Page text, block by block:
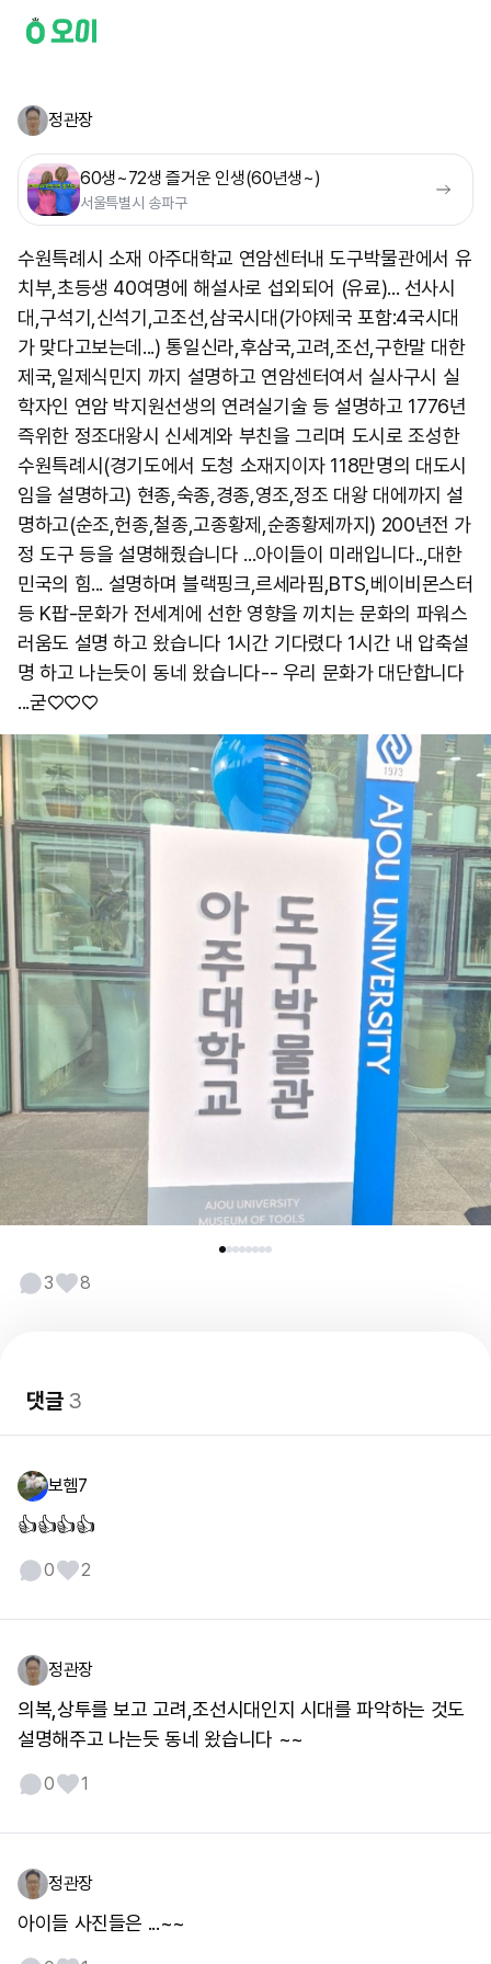
정관장
60생~72생 즐거운 인생(60년생~)
서울특별시 송파구
수원특례시 소재 아주대학교 연암센터내 도구박물관에서 유
치부,초등생 40여명에 해설사로 섭외되어 (유료)... 선사시
대,구석기,신석기,고조선,삼국시대(가야제국 포함:4국시대
가 맞다고보는데...) 통일신라,후삼국,고려,조선,구한말 대한
제국,일제식민지 까지 설명하고 연암센터여서 실사구시 실
학자인 연암 박지원선생의 연려실기술 등 설명하고 1776년
즉위한 정조대왕시 신세계와 부친을 그리며 도시로 조성한
수원특례시(경기도에서 도청 소재지이자 118만명의 대도시
임을 설명하고) 현종,숙종,경종,영조,정조 대왕 대에까지 설
명하고(순조,헌종,철종,고종황제,순종황제까지) 200년전 가
정 도구 등을 설명해줬습니다 ...아이들이 미래입니다..,대한
민국의 힘... 설명하며 블랙핑크,르세라핌,BTS,베이비몬스터
등 K팝-문화가 전세계에 선한 영향을 끼치는 문화의 파워스
러움도 설명 하고 왔습니다 1시간 기다렸다 1시간 내 압축설
명 하고 나는듯이 동네 왔습니다-- 우리 문화가 대단합니다
...굳♡♡♡ ​
3 8
댓글3
보헴7
👍👍👍👍
0 2
정관장
의복,상투를 보고 고려,조선시대인지 시대를 파악하는 것도
설명해주고 나는듯 동네 왔습니다 ~~
0 1
정관장
아이들 사진들은 ...~~